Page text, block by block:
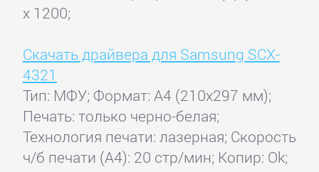
x 1200;
Скачать драйвера для Samsung SCX-
4321
Тип: МФУ; Формат: A4 (210x297 мм);
Печать: только черно-белая;
Технология печати: лазерная; Скорость
ч/б печати (А4): 20 стр/мин; Копир: Ok;